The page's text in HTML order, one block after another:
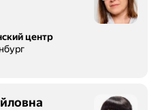
центр
870 м